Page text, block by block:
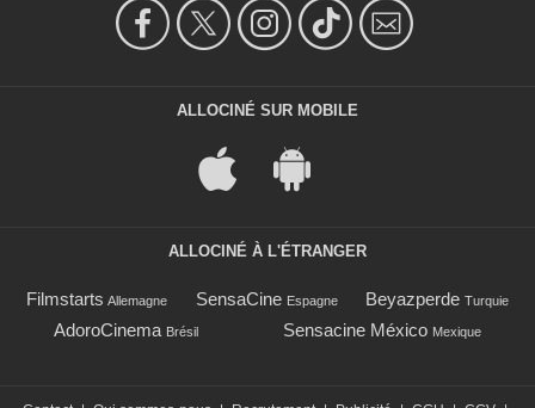
ALLOCINÉ SUR MOBILE
ALLOCINÉ À L'ÉTRANGER
Filmstarts Allemagne SensaCine Espagne Beyazperde Turquie
AdoroCinema Brésil Sensacine México Mexique